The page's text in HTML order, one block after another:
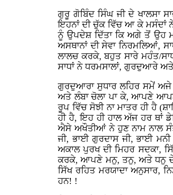
ਗੁਰੂ ਗੋਬਿੰਦ ਸਿੰਘ ਜੀ ਦੇ ਖਾਲਸਾ
ਇਹਨਾਂ ਦੀ ਚੁੱਕ ਵਿੱਚ ਆ ਕੇ ਮਸੰਦਾਂ
ਨੂੰ ਉਪਦੇਸ਼ ਦਿੱਤਾ ਕਿ ਅਗੇ ਤੋਂ ਉਹ
ਅਸਥਾਨਾਂ ਦੀ ਸੇਵਾ ਨਿਰਮਲਿਆਂ,
ਲਾਲਚ ਕਰਕੇ, ਬਹੁਤ ਸਾਰੇ ਮਹੰਤ/
ਸਾਧਾਂ ਨੇ ਧਰਮਸਾਲਾਂ, ਗੁਰਦੁਆਰੇ
ਗੁਰਦੁਆਰਾ ਸੁਧਾਰ ਲਹਿਰ ਸਮੇਂ ਅਜੇ
ਅਤੇ ਲੰਬਾ ਚੋਲਾ ਪਾ ਕੇ, ਆਪਣੇ
ਰੂਪ ਵਿੱਚ ਸੋਝੀ ਨਾ ਮਾਤਰ ਹੀ ਹੈ
ਹੀ ਹੈ, ਇਹ ਹੀ ਹਾਲ ਅੱਜ ਹਰ ਥਾਂ
ਐਸੇ ਅਖੌਤੀਆਂ ਨੇ ਹੁਣ ਨਾਮ ਨਾਲ ਸੰਤ
ਜੀ, ਭਾਈ ਗੁਰਦਾਸ ਜੀ, ਭਾਈ
ਅਕਾਲ ਪੁਰਖ ਦੀ ਮਿਹਰ ਸਦਕਾ,
ਕਰਕੇ, ਆਪਣੇ ਮਨੁ, ਤਨੁ, ਅਤੇ ਧਨੁ ਦੇ
ਸਿੱਖ ਰਹਿਤ ਮਰਯਾਦਾ ਅਨੁਸਾਰ,
ਹਨ! !